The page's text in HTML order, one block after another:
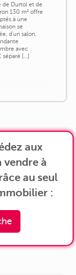
de Durtol et de
130 m² offre
à une
se
d'un salon,
avec
[...]
aux
vendre à
au seul
: